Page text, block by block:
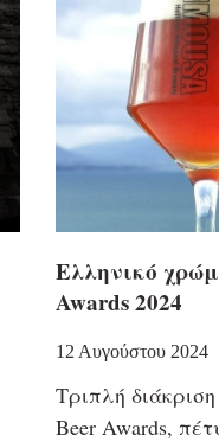
Ελληνικό
Awards 2024
12 Αυγούστου 2024
Τριπλή
Beer Awards,